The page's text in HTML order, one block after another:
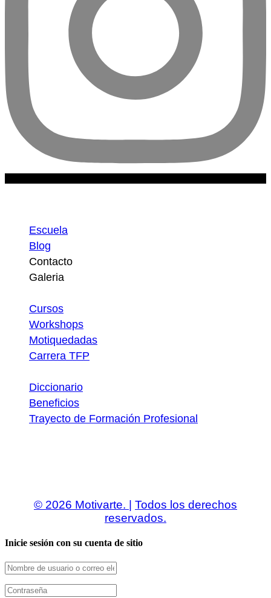
Escuela
Blog
Contacto
Galeria
Cursos
Workshops
Motiquedadas
Carrera TFP
Diccionario
Beneficios
Trayecto de Formación Profesional
© 2026 Motivarte. |
Todos los derechos
reservados.
Inicie sesión con su cuenta de sitio